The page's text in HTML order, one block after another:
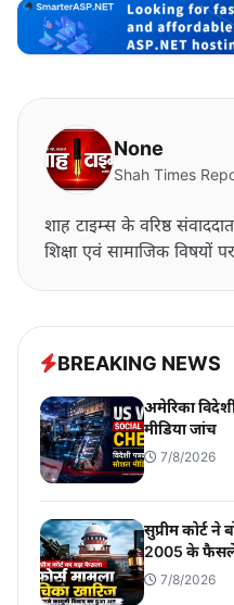
None
Shah Times
शाह टाइम्स के वरिष्ठ
शिक्षा एवं सामाजिक विषयों पर
BREAKING NEWS
अमेरिका
मीडिया जांच
7/8/2026
सुप्रीम कोर्ट ने
2005 के फैसले
7/8/2026